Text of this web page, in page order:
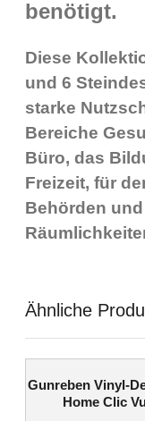
benötigt.
Diese
und 6
starke
Bereiche
Büro, das
Freizeit, für
Behörden
Ähnliche
Gunreben Vinyl-
Home Clic